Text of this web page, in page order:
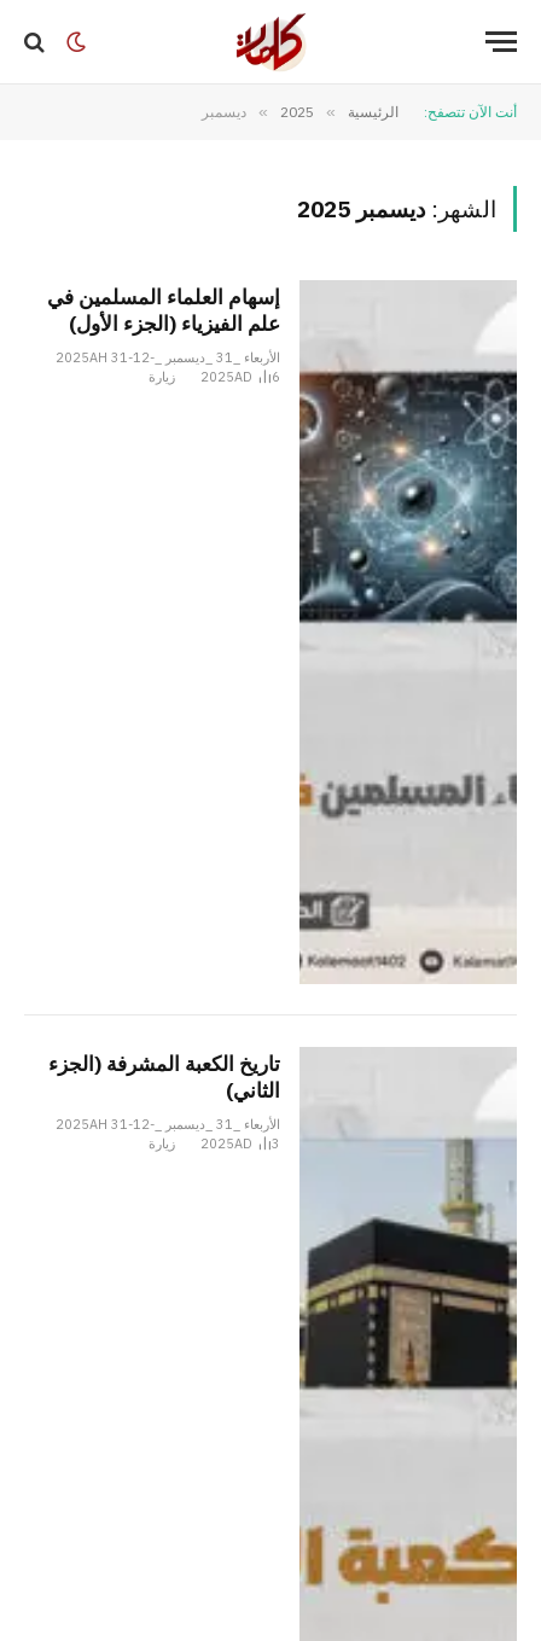
أنت الآن تتصفح: الرئيسية »
2025
» ديسمبر
الشهر:ديسمبر 2025
إسهام العلماء المسلمين في
علم الفيزياء (الجزء الأول)
الأربعاء _31 _ديسمبر _2025AH 31-12-
2025AD
6 زيارة
تاريخ الكعبة المشرفة (الجزء
الثاني)
الأربعاء _31 _ديسمبر _2025AH 31-12-
2025AD
3 زيارة